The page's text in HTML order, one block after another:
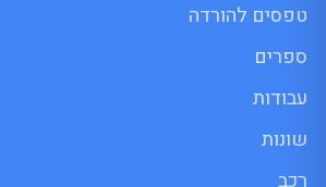
טפסים להורדה
ספרים
עבודות
שונות
רכב